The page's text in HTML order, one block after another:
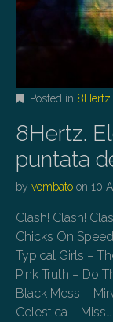
Posted in 8Hertz
8Hertz.
puntata
by vombato on 10
Clash! Clash!
Chicks On
Typical Girls –
Pink Truth – Do
Black Mess –
Celestica – Miss…